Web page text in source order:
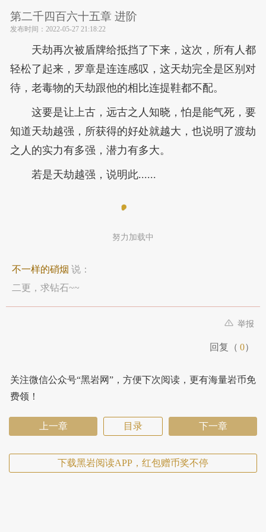
第二千四百六十五章 进阶
发布时间： 2022-05-27 21:18:22
天劫再次被盾牌给抵挡了下来，这次，所有人都
轻松了起来，罗章是连连感叹，这天劫完全是区别对
待，老毒物的天劫跟他的相比连提鞋都不配。
这要是让上古，远古之人知晓，怕是能气死，要
知道天劫越强，所获得的好处就越大，也说明了渡劫
之人的实力有多强，潜力有多大。
若是天劫越强，说明此......
努力加载中
不一样的硝烟 说：
二更，求钻石~~
举报
回复（ 0）
关注微信公众号“黑岩网”，方便下次阅读，更有海量岩币免
费领！
上一章 目录 下一章
下载黑岩阅读APP，红包赠币奖不停